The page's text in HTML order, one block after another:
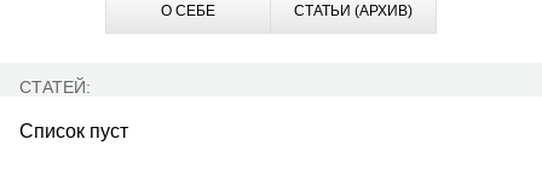
О СЕБЕ СТАТЬИ (АРХИВ)
СТАТЕЙ:
Список пуст